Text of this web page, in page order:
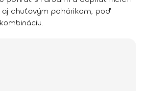
chuťovým pohárikom, poď